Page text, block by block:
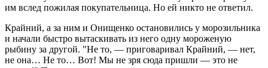
им вслед пожилая покупательница. Но ей никто не ответил.
Крайний, а за ним и Онищенко остановились у морозильника
и начали быстро вытаскивать из него одну мороженую
рыбину за другой. "Не то, — приговаривал Крайний, — нет,
не она… Не то… Вот! Мы не зря сюда пришли — это не